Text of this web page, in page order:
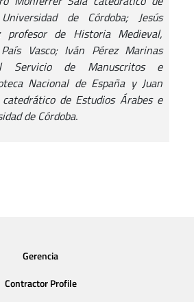
de Córdoba; Jesús
profesor de Historia Medieval,
Vasco; Iván Pérez Marinas
Servicio de Manuscritos e
Nacional de España y Juan
de Estudios Árabes e
de Córdoba.
Gerencia
Contractor Profile